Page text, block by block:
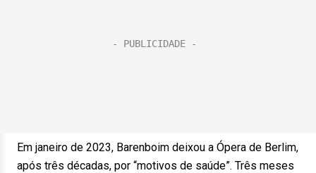
Em janeiro de 2023, Barenboim deixou a Ópera de Berlim,
após três décadas, por “motivos de saúde”. Três meses